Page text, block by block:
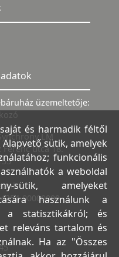
üzemeltetője:
LM
Ferenc utca 18.
00000000
és harmadik féltől
sütik, amelyek
funkcionális
a weboldal
sütik, amelyeket
használunk a
a statisztikákról; és
releváns tartalom és
Ha az "Összes